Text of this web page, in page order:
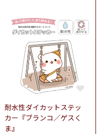
耐水性ダイカットステッ
カー『ブランコ／ゲスく
ま』